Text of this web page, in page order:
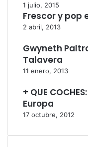
1 julio, 2015
Frescor y pop
2 abril, 2013
Gwyneth
Talavera
11 enero, 2013
+ QUE
Europa
17 octubre, 2012